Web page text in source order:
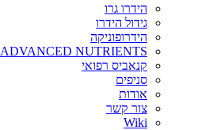
הידרו גרו
גידול הידרו
הידרופוניקה
ADVANCED NUTRIENTS
קנאביס רפואי
סניפים
אודות
צור קשר
Wiki